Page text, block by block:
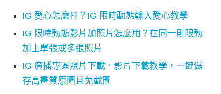
IG 愛心怎麼打？IG 限時動態輸入愛心教學
IG 限時動態影片加照片怎麼用？在同一則限動
加上單張或多張照片
IG 廣播專區照片下載、影片下載教學，一鍵儲
存高畫質原圖且免截圖